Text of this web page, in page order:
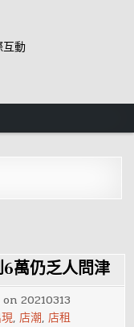
動
萬仍乏人問津
on20210313
,店潮,店租